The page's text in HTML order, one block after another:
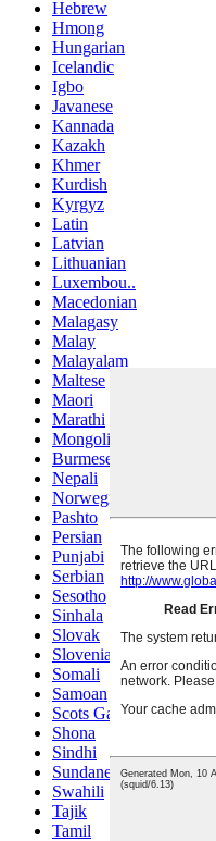
Hebrew
Hmong
Hungarian
Icelandic
Igbo
Javanese
Kannada
Kazakh
Khmer
Kurdish
Kyrgyz
Latin
Latvian
Lithuanian
Luxembou..
Macedonian
Malagasy
Malay
Malayalam
Maltese
Maori
Marathi
Mongolian
Burmese
Nepali
Norwegian
Pashto
Persian
Punjabi
Serbian
Sesotho
Sinhala
Slovak
Slovenian
Somali
Samoan
Scots Gaelic
Shona
Sindhi
Sundanese
Swahili
Tajik
Tamil